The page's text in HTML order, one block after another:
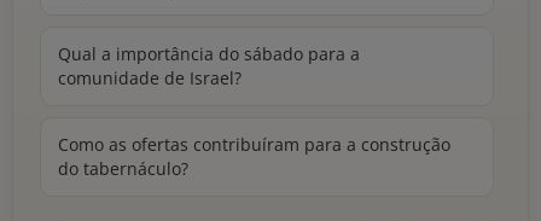
Qual a importância do sábado para a
comunidade de Israel?
Como as ofertas contribuíram para a construção
do tabernáculo?